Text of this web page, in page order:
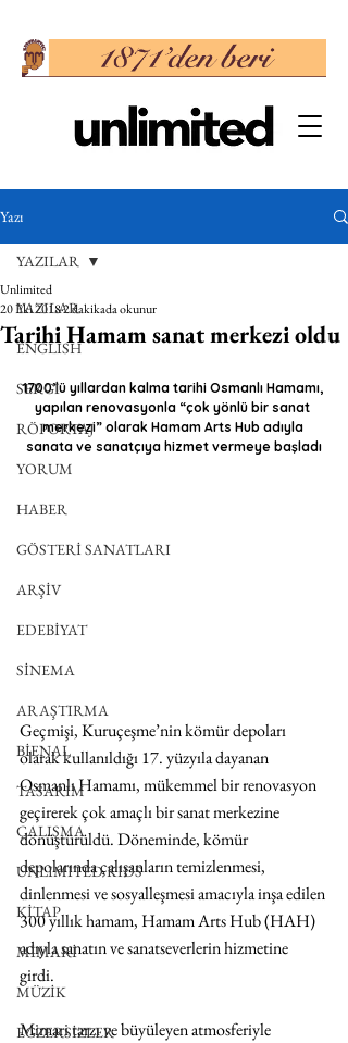
Yazı
YAZILAR
ENGLISH
SERGİ
RÖPORTAJ
YORUM
HABER
GÖSTERİ SANATLARI
ARŞİV
EDEBİYAT
SİNEMA
ARAŞTIRMA
BİENAL
TASARIM
ÇALIŞMA
UNLIMITED KIDS
KİTAP
MİMARİ
MÜZİK
EGZERSİZLER
YAZILAR
Tarihi Hamam sanat merkezi oldu
Unlimited
20 Eki 20182 dakikada okunur
1700’lü yıllardan kalma tarihi Osmanlı Hamamı,
yapılan renovasyonla “çok yönlü bir sanat
merkezi” olarak Hamam Arts Hub adıyla
sanata ve sanatçıya hizmet vermeye başladı
Geçmişi, Kuruçeşme’nin kömür depoları
olarak kullanıldığı 17. yüzyıla dayanan
Osmanlı Hamamı, mükemmel bir renovasyon
geçirerek çok amaçlı bir sanat merkezine
dönüştürüldü. Döneminde, kömür
depolarında çalışanların temizlenmesi,
dinlenmesi ve sosyalleşmesi amacıyla inşa edilen
300 yıllık hamam, Hamam Arts Hub (HAH)
adıyla sanatın ve sanatseverlerin hizmetine
girdi.
Mimari tarzı ve büyüleyen atmosferiyle